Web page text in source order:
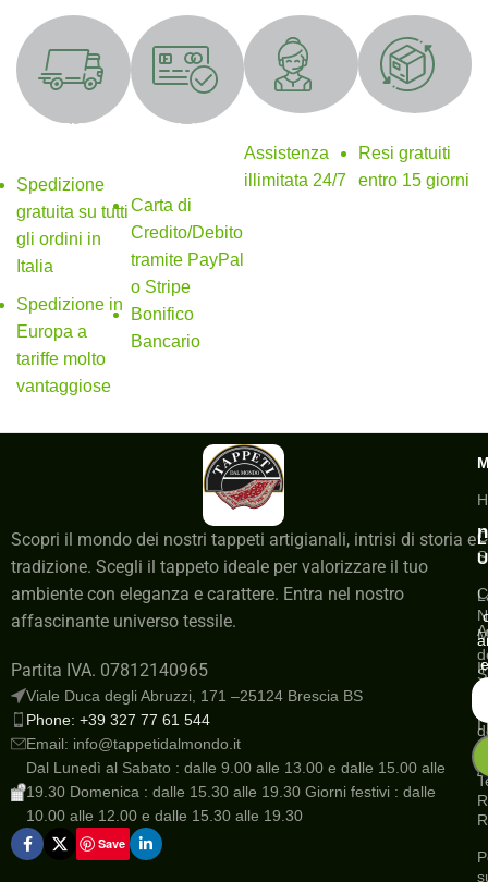
SPEDIZIONE
Spedizione
gratuita su tutti
gli ordini in
Italia
Spedizione in
Europa a
tariffe molto
vantaggiose
Metodi di
Carta di
Credito/Debito
tramite PayPal
o Stripe
Bonifico
Bancario
Supporto 24/7
Assistenza
illimitata 24/7
Resi gratuiti
Resi gratuiti
entro 15 giorni
Scopri il mondo dei nostri tappeti artigianali, intrisi di storia e
tradizione. Scegli il tappeto ideale per valorizzare il tuo
ambiente con eleganza e carattere. Entra nel nostro
affascinante universo tessile.
Partita IVA. 07812140965
Viale Duca degli Abruzzi, 171 –25124 Brescia BS
Phone: +39 327 77 61 544
Email: info@tappetidalmondo.it
Dal Lunedì al Sabato : dalle 9.00 alle 13.00 e dalle 15.00 alle
19.30 Domenica : dalle 15.30 alle 19.30 Giorni festivi : dalle
10.00 alle 12.00 e dalle 15.30 alle 19.30
Save
I